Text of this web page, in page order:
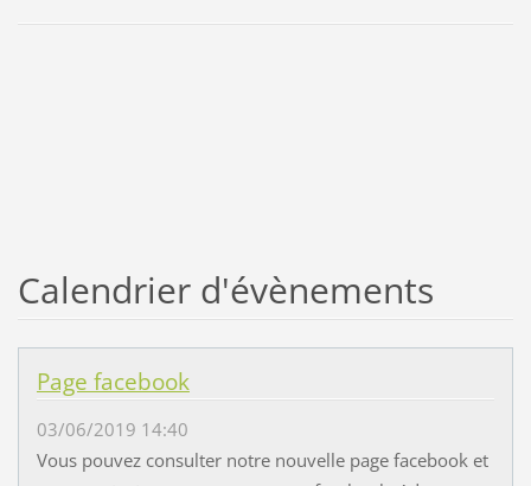
Calendrier d'évènements
Page facebook
03/06/2019 14:40
Vous pouvez consulter notre nouvelle page facebook et